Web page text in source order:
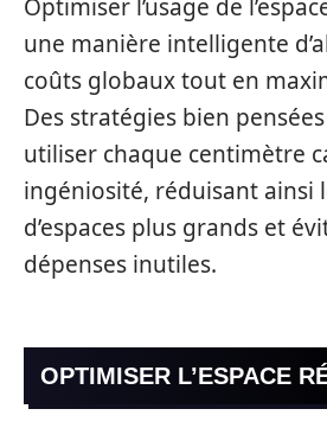
Optimiser l’usage de
une manière intelligente
coûts globaux tout en
Des stratégies bien
utiliser chaque centimètre
ingéniosité, réduisant ainsi
d’espaces plus grands et
dépenses inutiles.
OPTIMISER L’ESPACE